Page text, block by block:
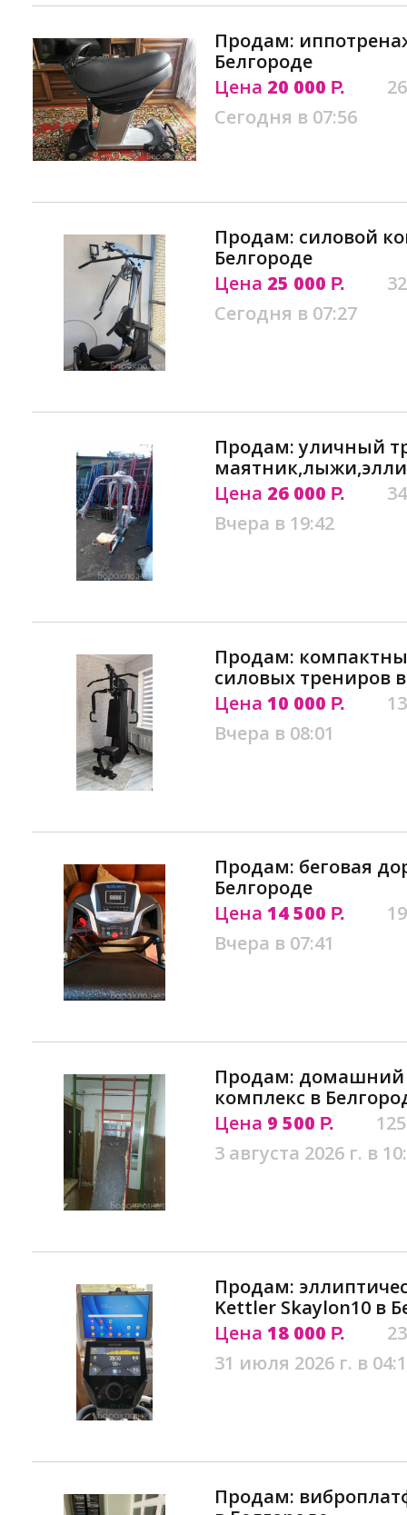
Продам:
Белгороде
Цена 20 000 Р.
Сегодня в 07:56
Продам: силовой
Белгороде
Цена 25 000 Р.
Сегодня в 07:27
Продам: уличный
Цена 26 000 Р.
Вчера в 19:42
Продам:
силовых трениров
Цена 10 000 Р.
Вчера в 08:01
Продам: беговая
Белгороде
Цена 14 500 Р.
Вчера в 07:41
Продам: домашний
комплекс в
Цена 9 500 Р.
3 августа 2026 г. в
Продам:
Kettler Skaylon10 в
Цена 18 000 Р.
31 июля 2026 г. в
Продам: